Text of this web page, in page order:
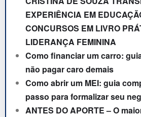
EXPERIÊNCIA EM
CONCURSOS EM LIVRO
LIDERANÇA FEMININA
Como financiar um carro:
não pagar caro demais
Como abrir um MEI: guia
passo para formalizar seu
ANTES DO APORTE – O